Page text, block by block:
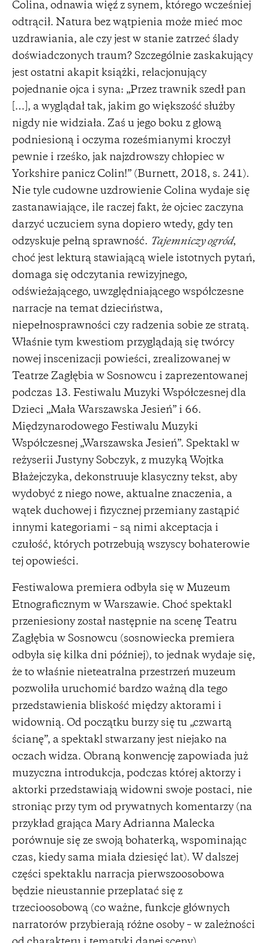
Colina, odnawia więź z synem, którego wcześniej
odtrącił. Natura bez wątpienia może mieć moc
uzdrawiania, ale czy jest w stanie zatrzeć ślady
doświadczonych traum? Szczególnie zaskakujący
jest ostatni akapit książki, relacjonujący
pojednanie ojca i syna: „Przez trawnik szedł pan
[…], a wyglądał tak, jakim go większość służby
nigdy nie widziała. Zaś u jego boku z głową
podniesioną i oczyma roześmianymi kroczył
pewnie i rześko, jak najzdrowszy chłopiec w
Yorkshire panicz Colin!” (Burnett, 2018, s. 241).
Nie tyle cudowne uzdrowienie Colina wydaje się
zastanawiające, ile raczej fakt, że ojciec zaczyna
darzyć uczuciem syna dopiero wtedy, gdy ten
odzyskuje pełną sprawność. Tajemniczy ogród,
choć jest lekturą stawiającą wiele istotnych pytań,
domaga się odczytania rewizyjnego,
odświeżającego, uwzględniającego współczesne
narracje na temat dzieciństwa,
niepełnosprawności czy radzenia sobie ze stratą.
Właśnie tym kwestiom przyglądają się twórcy
nowej inscenizacji powieści, zrealizowanej w
Teatrze Zagłębia w Sosnowcu i zaprezentowanej
podczas 13. Festiwalu Muzyki Współczesnej dla
Dzieci „Mała Warszawska Jesień” i 66.
Międzynarodowego Festiwalu Muzyki
Współczesnej „Warszawska Jesień”. Spektakl w
reżyserii Justyny Sobczyk, z muzyką Wojtka
Błażejczyka, dekonstruuje klasyczny tekst, aby
wydobyć z niego nowe, aktualne znaczenia, a
wątek duchowej i fizycznej przemiany zastąpić
innymi kategoriami – są nimi akceptacja i
czułość, których potrzebują wszyscy bohaterowie
tej opowieści.
Festiwalowa premiera odbyła się w Muzeum
Etnograficznym w Warszawie. Choć spektakl
przeniesiony został następnie na scenę Teatru
Zagłębia w Sosnowcu (sosnowiecka premiera
odbyła się kilka dni później), to jednak wydaje się,
że to właśnie nieteatralna przestrzeń muzeum
pozwoliła uruchomić bardzo ważną dla tego
przedstawienia bliskość między aktorami i
widownią. Od początku burzy się tu „czwartą
ścianę”, a spektakl stwarzany jest niejako na
oczach widza. Obraną konwencję zapowiada już
muzyczna introdukcja, podczas której aktorzy i
aktorki przedstawiają widowni swoje postaci, nie
stroniąc przy tym od prywatnych komentarzy (na
przykład grająca Mary Adrianna Malecka
porównuje się ze swoją bohaterką, wspominając
czas, kiedy sama miała dziesięć lat). W dalszej
części spektaklu narracja pierwszoosobowa
będzie nieustannie przeplatać się z
trzecioosobową (co ważne, funkcje głównych
narratorów przybierają różne osoby – w zależności